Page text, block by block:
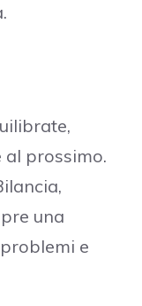
prossimo.
una
e